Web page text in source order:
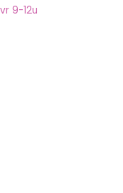
9-12u